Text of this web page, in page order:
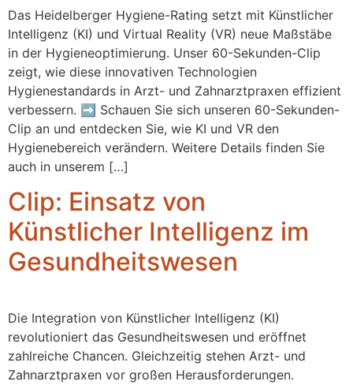
Das Heidelberger Hygiene-Rating setzt mit Künstlicher
Intelligenz (KI) und Virtual Reality (VR) neue Maßstäbe
in der Hygieneoptimierung. Unser 60-Sekunden-Clip
zeigt, wie diese innovativen Technologien
Hygienestandards in Arzt- und Zahnarztpraxen effizient
verbessern. ➡️ Schauen Sie sich unseren 60-Sekunden-
Clip an und entdecken Sie, wie KI und VR den
Hygienebereich verändern. Weitere Details finden Sie
auch in unserem […]
Clip: Einsatz von
Künstlicher Intelligenz im
Gesundheitswesen
Die Integration von Künstlicher Intelligenz (KI)
revolutioniert das Gesundheitswesen und eröffnet
zahlreiche Chancen. Gleichzeitig stehen Arzt- und
Zahnarztpraxen vor großen Herausforderungen.